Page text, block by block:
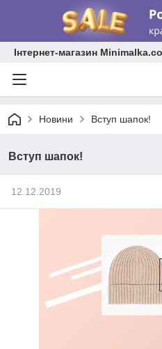
Інтернет-магазин
Новини Вступ шапок!
Вступ шапок!
12.12.2019